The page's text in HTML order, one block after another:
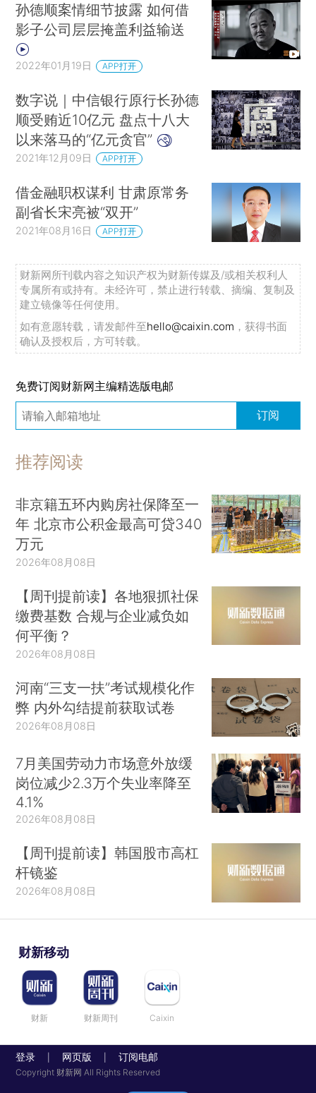
孙德顺案情细节披露 如何借
影子公司层层掩盖利益输送
2022年01月19日 APP打开
数字说｜中信银行原行长孙德
顺受贿近10亿元 盘点十八大
以来落马的“亿元贪官”
2021年12月09日 APP打开
借金融职权谋利 甘肃原常务
副省长宋亮被“双开”
2021年08月16日 APP打开
财新网所刊载内容之知识产权为财新传媒及/或相关权利人
专属所有或持有。未经许可，禁止进行转载、摘编、复制及
建立镜像等任何使用。
如有意愿转载，请发邮件至hello@caixin.com ，获得书面
确认及授权后，方可转载。
免费订阅财新网主编精选版电邮
订阅
推荐阅读
非京籍五环内购房社保降至一
年 北京市公积金最高可贷340
万元
2026年08月08日
【周刊提前读】各地狠抓社保
缴费基数 合规与企业减负如
何平衡？
2026年08月08日
河南“三支一扶”考试规模化作
弊 内外勾结提前获取试卷
2026年08月08日
7月美国劳动力市场意外放缓
岗位减少2.3万个失业率降至
4.1%
2026年08月08日
【周刊提前读】韩国股市高杠
杆镜鉴
2026年08月08日
财新移动
财新 财新周刊 Caixin
登录 网页版 订阅电邮
Copyright 财新网 All Rights Reserved